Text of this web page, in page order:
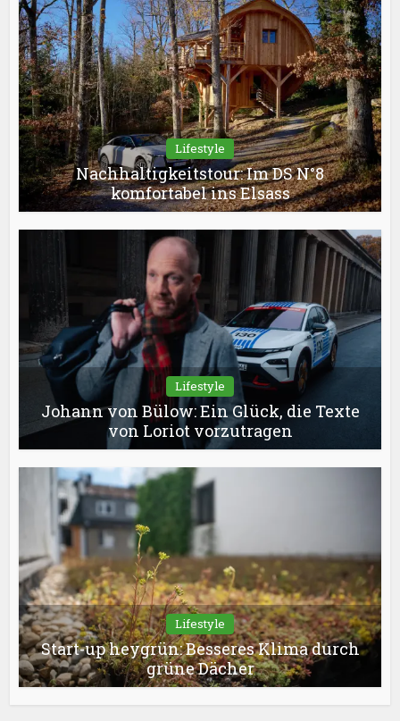
Lifestyle
Nachhaltigkeitstour: Im DS N°8
komfortabel ins Elsass
Lifestyle
Johann von Bülow: Ein Glück, die Texte
von Loriot vorzutragen
Lifestyle
Start-up heygrün: Besseres Klima durch
grüne Dächer